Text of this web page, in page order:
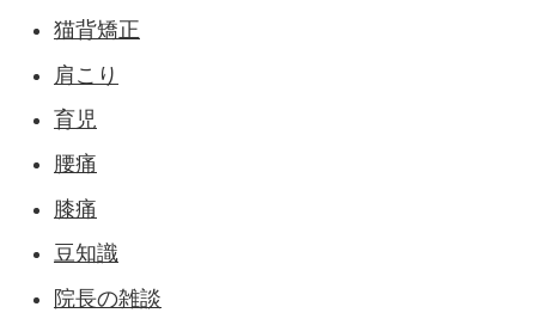
猫背矯正
肩こり
育児
腰痛
膝痛
豆知識
院長の雑談